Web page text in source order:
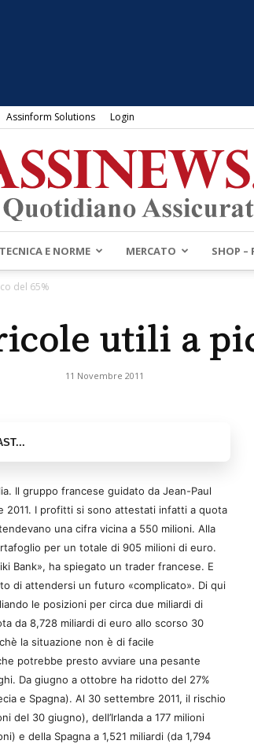
Assinform Solutions Login
Assinews.it
TECNICA E NORME MERCATO SHOP –
del 65%
utili a
11 Novembre 2011
Il gruppo francese guidato da Jean-Paul
2011. I profitti si sono attestati infatti a quota
una cifra vicina a 550 milioni. Alla
per un totale di 905 milioni di euro.
Bank», ha spiegato un trader francese. E
di attendersi un futuro «complicato». Di qui
le posizioni per circa due miliardi di
da 8,728 miliardi di euro allo scorso 30
la situazione non è di facile
potrebbe presto avviare una pesante
Da giugno a ottobre ha ridotto del 27%
e Spagna). Al 30 settembre 2011, il rischio
del 30 giugno), dell’Irlanda a 177 milioni
e della Spagna a 1,521 miliardi (da 1,794